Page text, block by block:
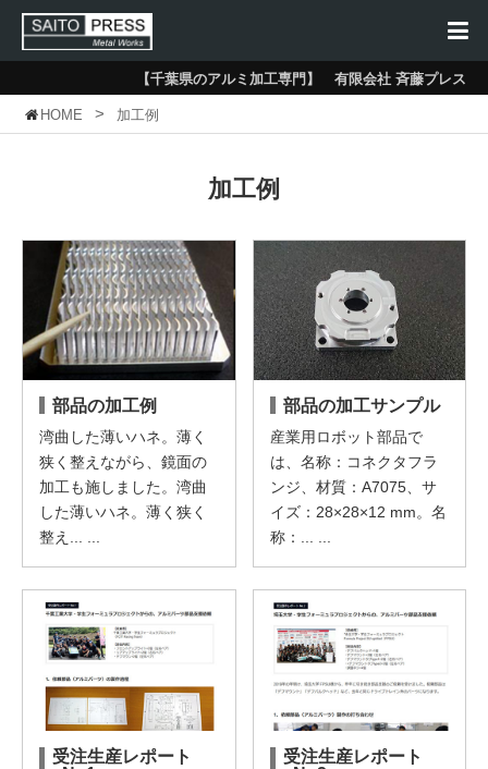
【千葉県のアルミ加工専門】 有限会社 斉藤プレス
HOME > 加工例
加工例
部品の加工例
湾曲した薄いハネ。薄く
狭く整えながら、鏡面の
加工も施しました。湾曲
した薄いハネ。薄く狭く
整え... ...
部品の加工サンプル
産業用ロボット部品で
は、名称：コネクタフラ
ンジ、材質：A7075、サ
イズ：28×28×12 mm。名
称：... ...
受注生産レポート
受注生産レポート